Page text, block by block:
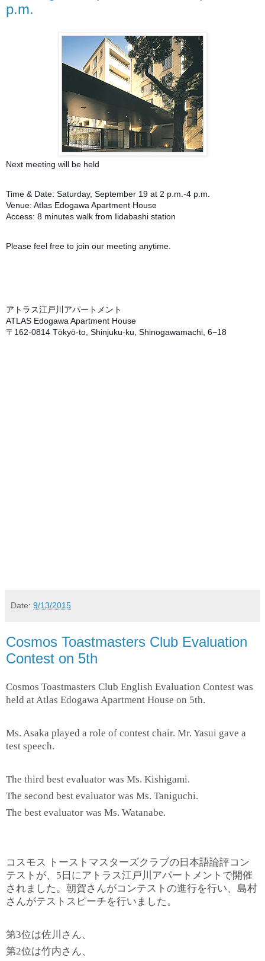
p.m.
Next meeting will be held
Time & Date: Saturday, September 19 at 2 p.m.-4 p.m.
Venue: Atlas Edogawa Apartment House
Access: 8 minutes walk from Iidabashi station
Please feel free to join our meeting anytime.
アトラス江戸川アパートメント
ATLAS Edogawa Apartment House
〒162-0814 Tōkyō-to, Shinjuku-ku, Shinogawamachi, 6−18
Date: 9/13/2015
Cosmos Toastmasters Club Evaluation
Contest on 5th
Cosmos Toastmasters Club English Evaluation Contest was
held at Atlas Edogawa Apartment House on 5th.
Ms. Asaka played a role of contest chair. Mr. Yasui gave a
test speech.
The third best evaluator was Ms. Kishigami.
The second best evaluator was Ms. Taniguchi.
The best evaluator was Ms. Watanabe.
コスモス トーストマスターズクラブの日本語論評コン
テストが、5日にアトラス江戸川アパートメントで開催
されました。朝賀さんがコンテストの進行を行い、島村
さんがテストスピーチを行いました。
第3位は佐川さん、
第2位は竹内さん、